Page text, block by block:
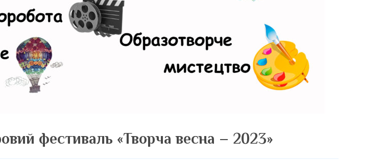
фестиваль «Творча весна – 2023»